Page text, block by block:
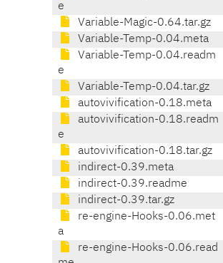
e
Variable-Magic-0.64.tar.gz
Variable-Temp-0.04.meta
Variable-Temp-0.04.readm
e
Variable-Temp-0.04.tar.gz
autovivification-0.18.meta
autovivification-0.18.readm
e
autovivification-0.18.tar.gz
indirect-0.39.meta
indirect-0.39.readme
indirect-0.39.tar.gz
re-engine-Hooks-0.06.met
a
re-engine-Hooks-0.06.read